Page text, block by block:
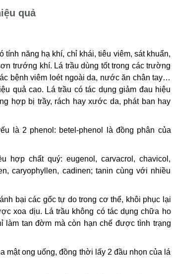
quả
tính năng hạ khí, chỉ khái, tiêu viêm, sát khuẩn,
trướng khí. Lá trầu dùng tốt trong các trường
bệnh viêm loét ngoài da, nước ăn chân tay…
quả cao. Lá trầu có tác dụng giảm đau hiệu
hợp bị trầy, rách hay xước da, phát ban hay
là 2 phenol: betel-phenol là đồng phân của
hợp chất quý: eugenol, carvacrol, chavicol,
caryophyllen, cadinen; tanin cùng với nhiều
bại các gốc tự do trong cơ thể, khôi phục lại
xoa dịu. Lá trầu không có tác dụng chữa ho
làm tan đờm mà còn hạn chế được tình trạng
mật ong uống, đồng thời lấy 2 đầu nhọn của lá